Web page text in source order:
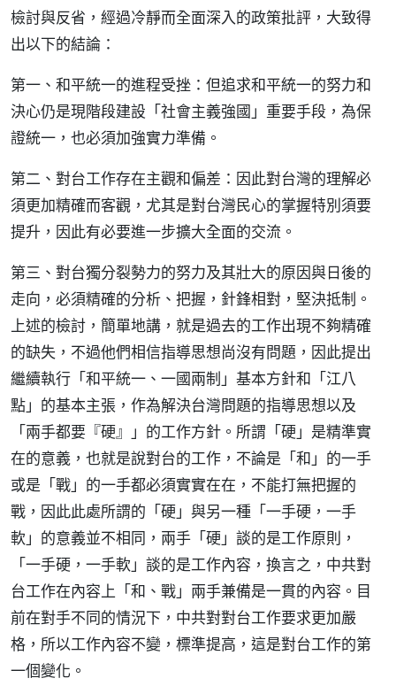
檢討與反省，經過冷靜而全面深入的政策批評，大致得
出以下的結論：
第一、和平統一的進程受挫：但追求和平統一的努力和
決心仍是現階段建設「社會主義強國」重要手段，為保
證統一，也必須加強實力準備。
第二、對台工作存在主觀和偏差：因此對台灣的理解必
須更加精確而客觀，尤其是對台灣民心的掌握特別須要
提升，因此有必要進一步擴大全面的交流。
第三、對台獨分裂勢力的努力及其壯大的原因與日後的
走向，必須精確的分析、把握，針鋒相對，堅決抵制。
上述的檢討，簡單地講，就是過去的工作出現不夠精確
的缺失，不過他們相信指導思想尚沒有問題，因此提出
繼續執行「和平統一、一國兩制」基本方針和「江八
點」的基本主張，作為解決台灣問題的指導思想以及
「兩手都要『硬』」的工作方針。所謂「硬」是精準實
在的意義，也就是說對台的工作，不論是「和」的一手
或是「戰」的一手都必須實實在在，不能打無把握的
戰，因此此處所謂的「硬」與另一種「一手硬，一手
軟」的意義並不相同，兩手「硬」談的是工作原則，
「一手硬，一手軟」談的是工作內容，換言之，中共對
台工作在內容上「和、戰」兩手兼備是一貫的內容。目
前在對手不同的情況下，中共對對台工作要求更加嚴
格，所以工作內容不變，標準提高，這是對台工作的第
一個變化。